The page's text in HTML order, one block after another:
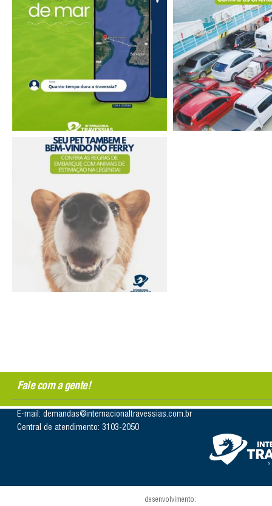
Fale com a gente!
E-mail: demandas@internacionaltravessias.com.br
Central de atendimento: 3103-2050
desenvolvimento: